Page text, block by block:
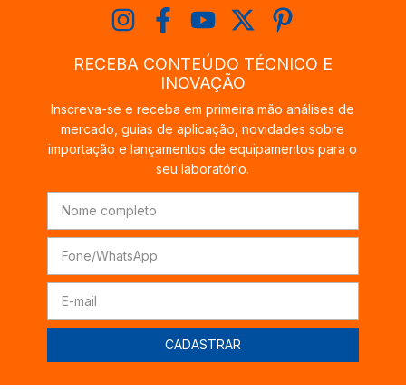
RECEBA CONTEÚDO TÉCNICO E
INOVAÇÃO
Inscreva-se e receba em primeira mão análises de
mercado, guias de aplicação, novidades sobre
importação e lançamentos de equipamentos para o
seu laboratório.